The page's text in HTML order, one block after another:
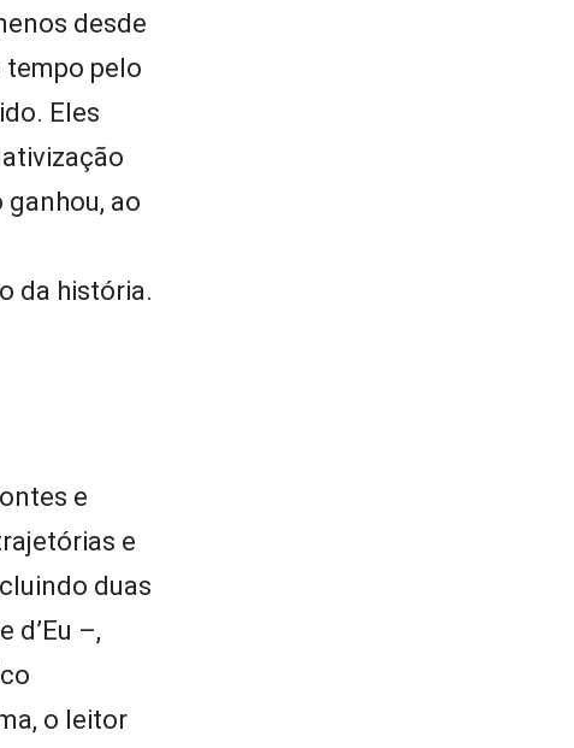
desde
tempo pelo
Eles
ao
da história.
e
e
duas
d’Eu –,
o leitor